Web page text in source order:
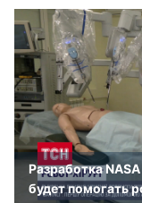
Разработка
будет помогать